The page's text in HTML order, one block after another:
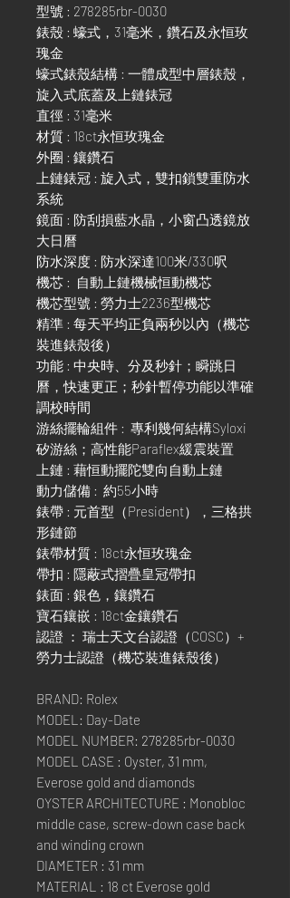
型號 : 278285rbr-0030
錶殼 : 蠔式，31毫米，鑽石及永恒玫
瑰金
蠔式錶殼結構 : 一體成型中層錶殼，
旋入式底蓋及上鏈錶冠
直徑 : 31毫米
材質 : 18ct永恒玫瑰金
外圈 : 鑲鑽石
上鏈錶冠 : 旋入式，雙扣鎖雙重防水
系統
鏡面 : 防刮損藍水晶，小窗凸透鏡放
大日曆
防水深度 : 防水深達100米/330呎
機芯 : 自動上鏈機械恒動機芯
機芯型號 : 勞力士2236型機芯
精準 : 每天平均正負兩秒以內（機芯
裝進錶殼後）
功能 : 中央時、分及秒針；瞬跳日
曆，快速更正；秒針暫停功能以準確
調校時間
游絲擺輪組件 : 專利幾何結構Syloxi
矽游絲；高性能Paraflex緩震裝置
上鏈 : 藉恒動擺陀雙向自動上鏈
動力儲備 : 約55小時
錶帶 : 元首型（President），三格拱
形鏈節
錶帶材質 : 18ct永恒玫瑰金
帶扣 : 隱蔽式摺疊皇冠帶扣
錶面 : 銀色，鑲鑽石
寶石鑲嵌 : 18ct金鑲鑽石
認證 ： 瑞士天文台認證（COSC）+
勞力士認證（機芯裝進錶殼後）
BRAND: Rolex
MODEL: Day-Date
MODEL NUMBER: 278285rbr-0030
MODEL CASE : Oyster, 31 mm,
Everose gold and diamonds
OYSTER ARCHITECTURE : Monobloc
middle case, screw-down case back
and winding crown
DIAMETER : 31 mm
MATERIAL : 18 ct Everose gold